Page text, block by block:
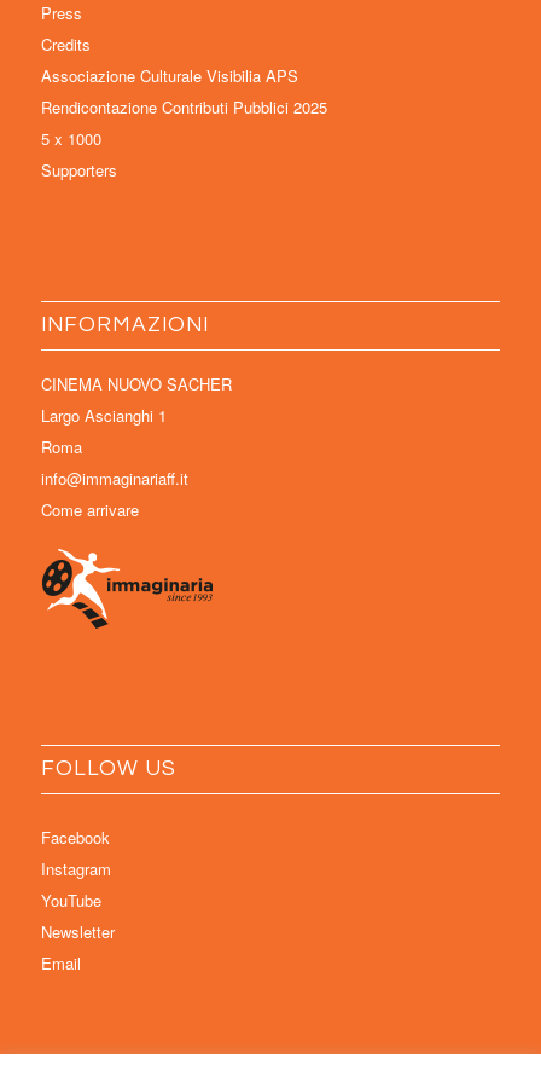
Press
Credits
Associazione Culturale Visibilia APS
Rendicontazione Contributi Pubblici 2025
5 x 1000
Supporters
INFORMAZIONI
CINEMA NUOVO SACHER
Largo Ascianghi 1
Roma
info@immaginariaff.it
Come arrivare
FOLLOW US
Facebook
Instagram
YouTube
Newsletter
Email